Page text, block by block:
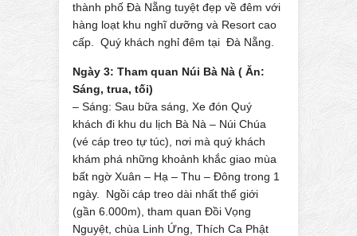
thành phố Đà Nẵng tuyệt đẹp về đêm với
hàng loạt khu nghĩ dưỡng và Resort cao
cấp. Quý khách nghỉ đêm tại Đà Nẵng.
Ngày 3: Tham quan Núi Bà Nà ( Ăn:
Sáng, trua, tối)
– Sáng: Sau bữa sáng, Xe đón Quý
khách đi khu du lịch Bà Nà – Núi Chúa
(vé cáp treo tự túc), nơi mà quý khách
khám phá những khoảnh khắc giao mùa
bất ngờ Xuân – Hạ – Thu – Đông trong 1
ngày. Ngồi cáp treo dài nhất thế giới
(gần 6.000m), tham quan Đồi Vọng
Nguyệt, chùa Linh Ứng, Thích Ca Phật